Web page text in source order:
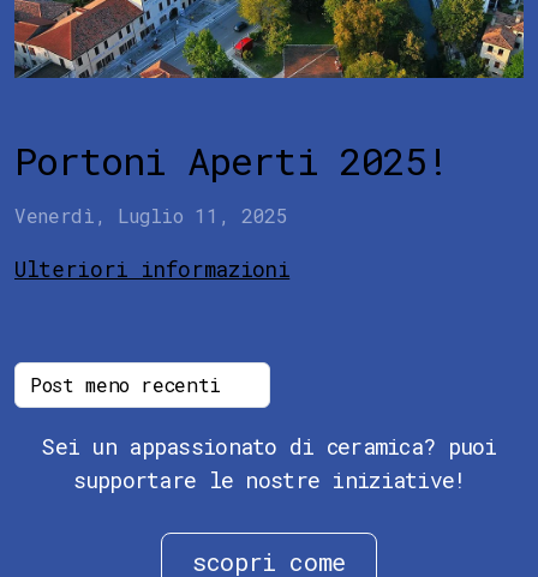
Portoni Aperti 2025!
Venerdì, Luglio 11, 2025
Ulteriori informazioni
Post meno recenti
Sei un appassionato di ceramica? puoi
supportare le nostre iniziative!
scopri come